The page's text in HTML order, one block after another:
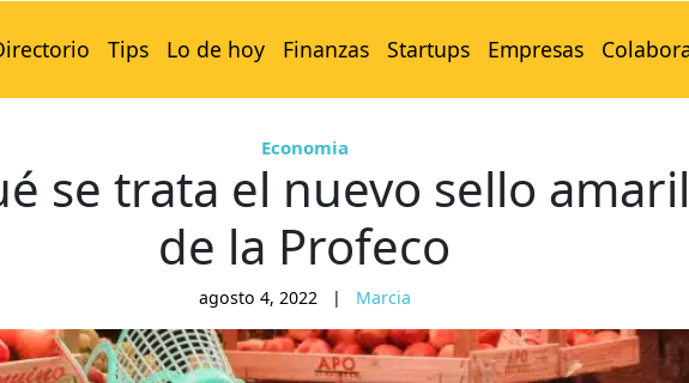
Tips Lo de hoy Finanzas Startups Empresas
Economia
se trata el nuevo sello
de la Profeco
agosto 4, 2022 | Marcia